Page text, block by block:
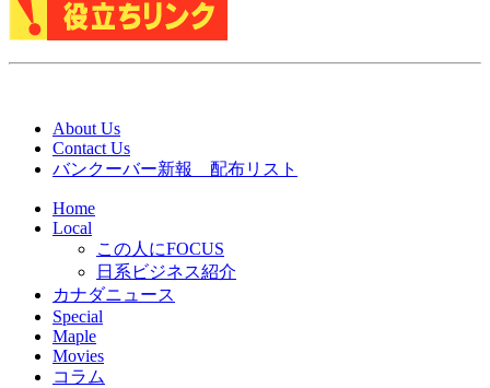
About Us
Contact Us
バンクーバー新報 配布リスト
Home
Local
この人にFOCUS
日系ビジネス紹介
カナダニュース
Special
Maple
Movies
コラム